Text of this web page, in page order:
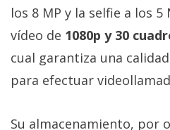
los 8 MP y la selfie a los
vídeo de 1080p y 30
cual garantiza una
para efectuar
Su almacenamiento, por